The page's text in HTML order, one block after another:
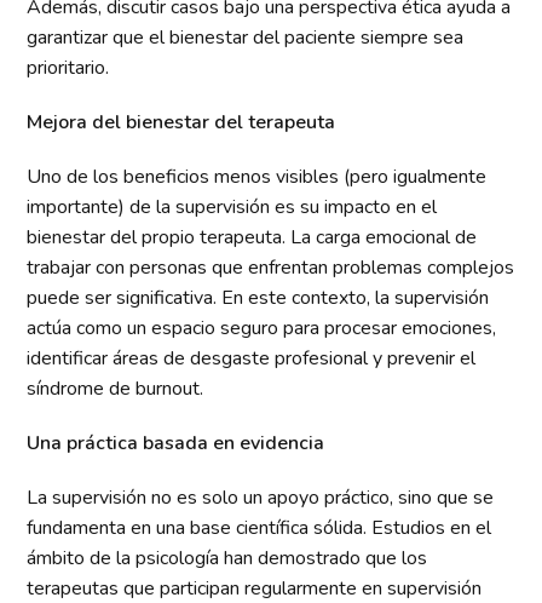
Además, discutir casos bajo una perspectiva ética ayuda a
garantizar que el bienestar del paciente siempre sea
prioritario.
Mejora del bienestar del terapeuta
Uno de los beneficios menos visibles (pero igualmente
importante) de la supervisión es su impacto en el
bienestar del propio terapeuta. La carga emocional de
trabajar con personas que enfrentan problemas complejos
puede ser significativa. En este contexto, la supervisión
actúa como un espacio seguro para procesar emociones,
identificar áreas de desgaste profesional y prevenir el
síndrome de burnout.
Una práctica basada en evidencia
La supervisión no es solo un apoyo práctico, sino que se
fundamenta en una base científica sólida. Estudios en el
ámbito de la psicología han demostrado que los
terapeutas que participan regularmente en supervisión